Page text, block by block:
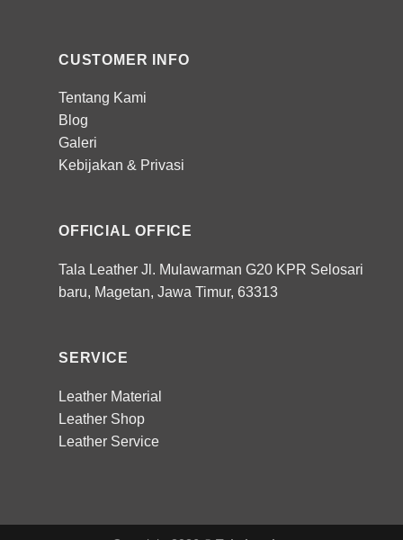
CUSTOMER INFO
Tentang Kami
Blog
Galeri
Kebijakan & Privasi
OFFICIAL OFFICE
Tala Leather Jl. Mulawarman G20 KPR Selosari
baru, Magetan, Jawa Timur, 63313
SERVICE
Leather Material
Leather Shop
Leather Service